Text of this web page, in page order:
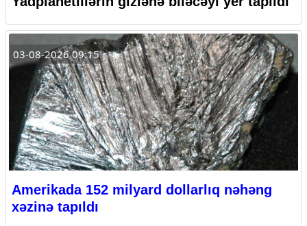
03-08-2026 09:15
Amerikada 152 milyard dollarlıq nəhəng
xəzinə tapıldı